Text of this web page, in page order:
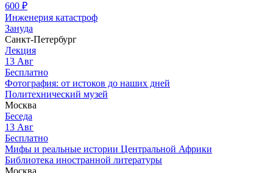
600 ₽
Инженерия катастроф
Зануда
Санкт-Петербург
Лекция
13 Авг
Бесплатно
Фотография: от истоков до наших дней
Политехнический музей
Москва
Беседа
13 Авг
Бесплатно
Мифы и реальные истории Центральной Африки
Библиотека иностранной литературы